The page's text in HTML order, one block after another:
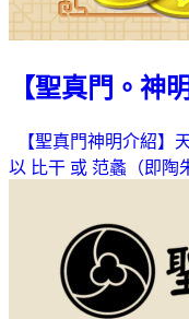
【聖真門。神
【聖真門神明介紹】
以 比干 或 范蠡（即陶